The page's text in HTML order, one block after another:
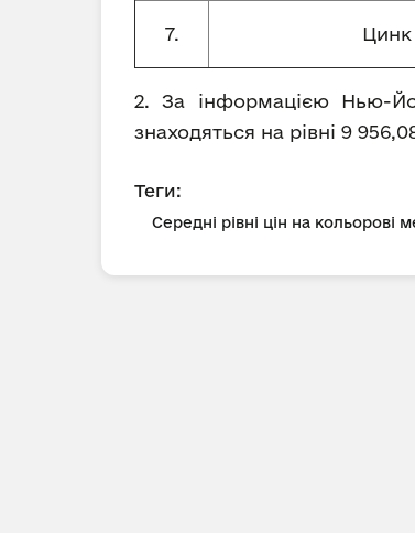
7. Цинк
2. За інформацією Нью-
знаходяться на рівні 9
Теги:
Середні рівні цін на кольорові